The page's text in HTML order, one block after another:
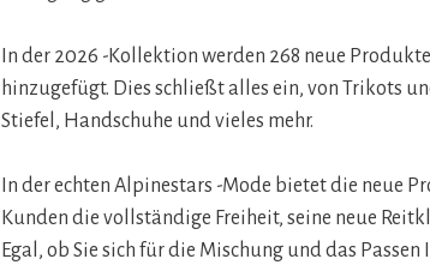
In der 2026 -Kollektion werden 268 neue
hinzugefügt. Dies schließt alles ein, von Trikots
Stiefel, Handschuhe und vieles mehr.
In der echten Alpinestars -Mode bietet die neue
Kunden die vollständige Freiheit, seine neue
Egal, ob Sie sich für die Mischung und das